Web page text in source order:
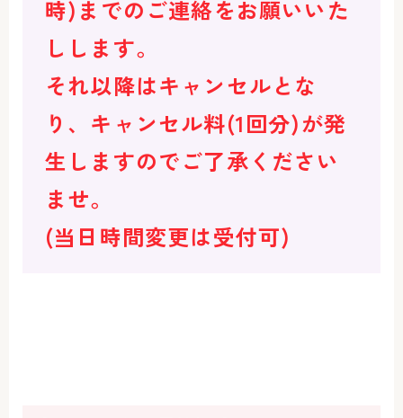
時)までのご連絡をお願いいた
しします。
それ以降はキャンセルとな
り、キャンセル料(1回分)が発
生しますのでご了承ください
ませ。
(当日時間変更は受付可)